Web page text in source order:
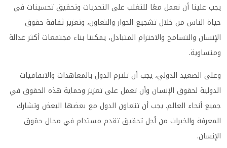
يجب علينا أن نعمل معًا للتغلب على التحديات وتحقيق تحسينات في
حياة الناس من خلال تشجيع الحوار والتعاون، وتعزيز ثقافة حقوق
الإنسان والتسامح والاحترام المتبادل، يمكننا بناء مجتمعات أكثر عدالة
ومتساوية.
وعلى الصعيد الدولي، يجب أن تلتزم الدول بالمعاهدات والاتفاقيات
الدولية لحقوق الإنسان وأن تعمل على تعزيز وحماية هذه الحقوق في
جميع أنحاء العالم. يجب أن تتعاون الدول مع بعضها البعض وتشارك
المعرفة والخبرات من أجل تحقيق تقدم مستدام في مجال حقوق
الإنسان.